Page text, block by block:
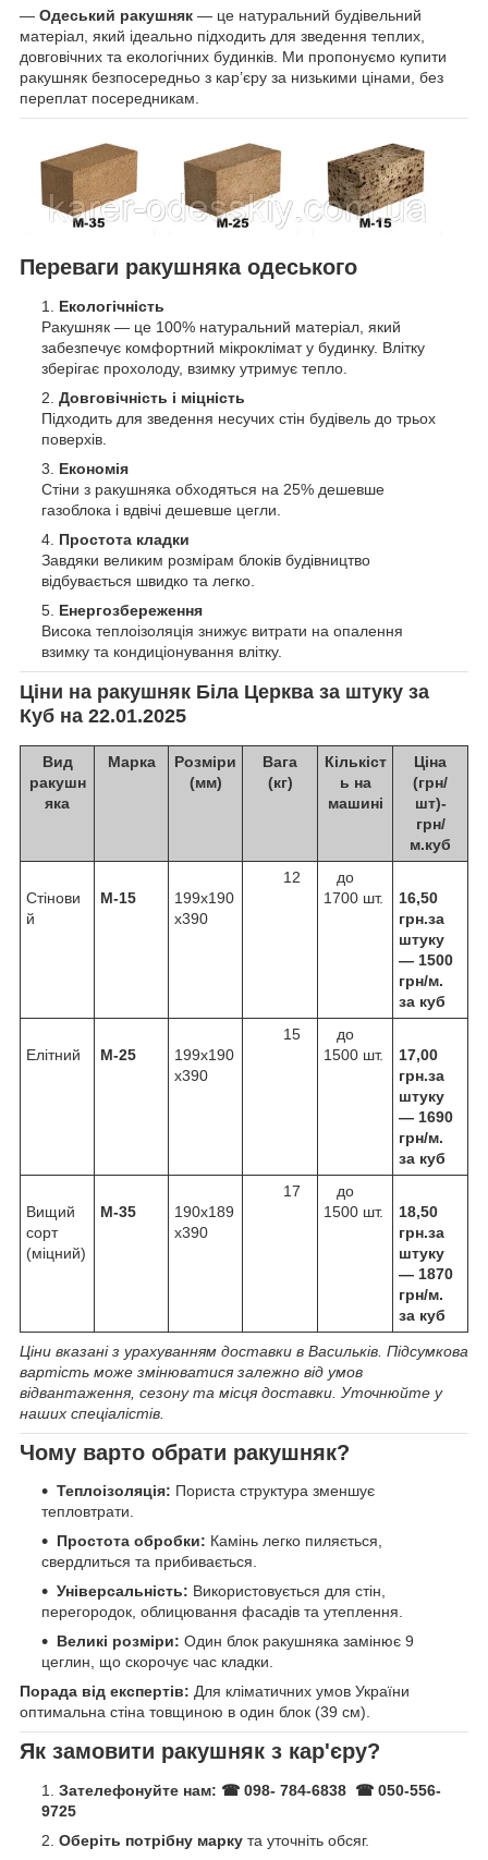
— Одеський ракушняк — це натуральний будівельний
матеріал, який ідеально підходить для зведення теплих,
довговічних та екологічних будинків. Ми пропонуємо купити
ракушняк безпосередньо з кар’єру за низькими цінами, без
переплат посередникам.
Переваги ракушняка одеського
Екологічність
Ракушняк — це 100% натуральний матеріал, який
забезпечує комфортний мікроклімат у будинку. Влітку
зберігає прохолоду, взимку утримує тепло.
Довговічність і міцність
Підходить для зведення несучих стін будівель до трьох
поверхів.
Економія
Стіни з ракушняка обходяться на 25% дешевше
газоблока і вдвічі дешевше цегли.
Простота кладки
Завдяки великим розмірам блоків будівництво
відбувається швидко та легко.
Енергозбереження
Висока теплоізоляція знижує витрати на опалення
взимку та кондиціонування влітку.
Ціни на ракушняк Біла Церква за штуку за
Куб на 22.01.2025
Вид
ракушн
яка
Марка
Розміри
(мм)
Вага
(кг)
Кількіст
ь на
машині
Ціна
(грн/
шт)-
грн/
м.куб
Стінови
й
М-15
199х190
х390
12
до
1700 шт.
16,50
грн.за
штуку
— 1500
грн/м.
за куб
Елітний М-25
199х190
х390
15
до
1500 шт.
17,00
грн.за
штуку
— 1690
грн/м.
за куб
Вищий
сорт
(міцний)
М-35
190х189
х390
17
до
1500 шт.
18,50
грн.за
штуку
— 1870
грн/м.
за куб
Ціни вказані з урахуванням доставки в Васильків . Підсумкова
вартість може змінюватися залежно від умов
відвантаження, сезону та місця доставки. Уточнюйте у
наших спеціалістів.
Чому варто обрати ракушняк?
Теплоізоляція: Пориста структура зменшує
тепловтрати.
Простота обробки: Камінь легко пиляється,
свердлиться та прибивається.
Універсальність: Використовується для стін,
перегородок, облицювання фасадів та утеплення.
Великі розміри: Один блок ракушняка замінює 9
цеглин, що скорочує час кладки.
Порада від експертів: Для кліматичних умов України
оптимальна стіна товщиною в один блок (39 см).
Як замовити ракушняк з кар'єру?
Зателефонуйте нам: ☎ 098- 784-6838 ☎ 050-556-
9725
Оберіть потрібну марку та уточніть обсяг.